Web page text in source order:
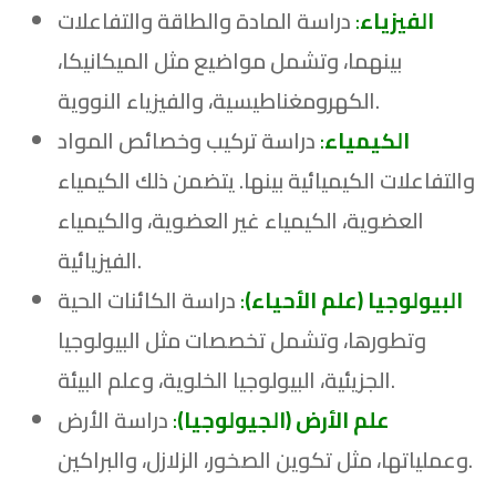
الفيزياء:دراسة المادة والطاقة والتفاعلات
بينهما، وتشمل مواضيع مثل الميكانيكا،
الكهرومغناطيسية، والفيزياء النووية.
الكيمياء:دراسة تركيب وخصائص المواد
والتفاعلات الكيميائية بينها. يتضمن ذلك الكيمياء
العضوية، الكيمياء غير العضوية، والكيمياء
الفيزيائية.
البيولوجيا (علم الأحياء):دراسة الكائنات الحية
وتطورها، وتشمل تخصصات مثل البيولوجيا
الجزيئية، البيولوجيا الخلوية، وعلم البيئة.
علم الأرض (الجيولوجيا):دراسة الأرض
وعملياتها، مثل تكوين الصخور، الزلازل، والبراكين.